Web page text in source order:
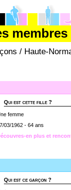
/ Haute-
Qui est cette fille ?
femme
03/1962 - 64 ans
en plus et
Qui est ce garçon ?